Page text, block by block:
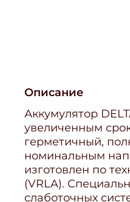
Описание
Аккумулятор
увеличенным
герметичный,
номинальным
изготовлен по
(VRLA).
слаботочных